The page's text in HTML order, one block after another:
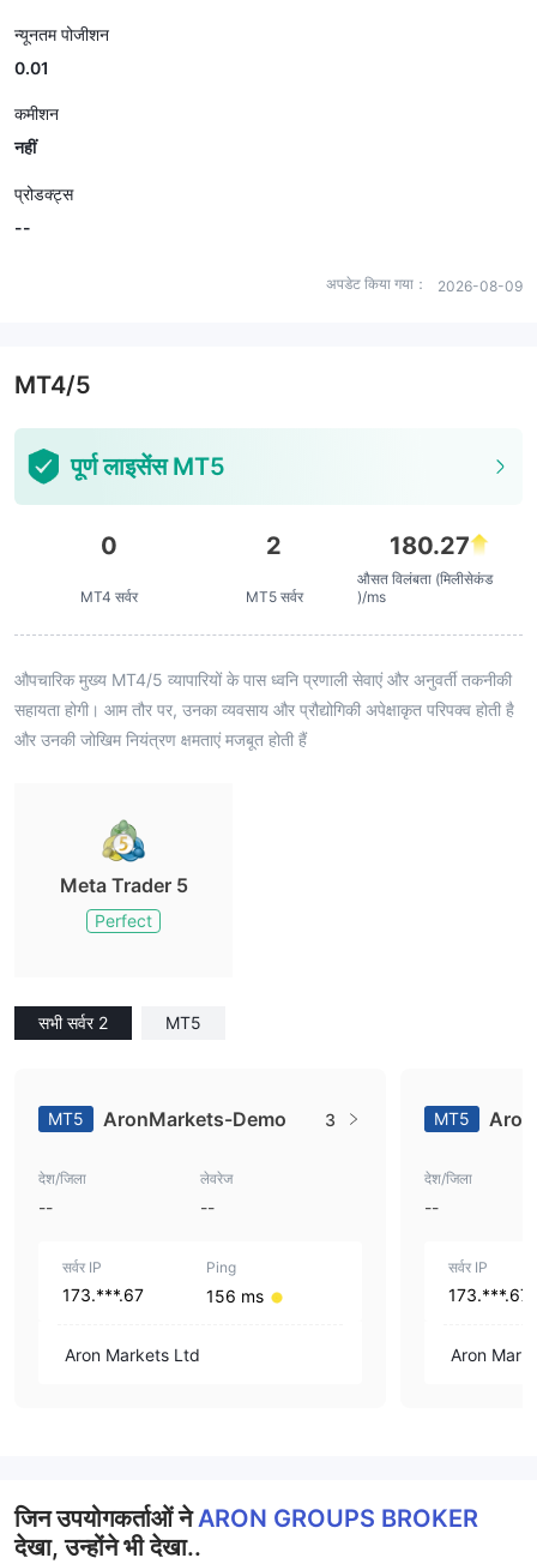
न्यूनतम पोजीशन
0.01
कमीशन
नहीं
प्रोडक्ट्स
--
अपडेट किया गया： 2026-08-09
MT4/5
पूर्ण लाइसेंस MT5
0
MT4 सर्वर
2
MT5 सर्वर
180.27
औसत विलंबता (मिलीसेकंड
)/ms
औपचारिक मुख्य MT4/5 व्यापारियों के पास ध्वनि प्रणाली सेवाएं और अनुवर्ती तकनीकी
सहायता होगी। आम तौर पर, उनका व्यवसाय और प्रौद्योगिकी अपेक्षाकृत परिपक्व होती है
और उनकी जोखिम नियंत्रण क्षमताएं मजबूत होती हैं
Meta Trader 5
Perfect
सभी सर्वर 2 MT5
MT5 AronMarkets-Demo 3
देश/जिला
--
लेवरेज
--
सर्वर IP
173.***.67
Ping
156 ms
Aron Markets Ltd
MT5
देश/जिला
--
सर्वर IP
173.***.67
Aron
जिन उपयोगकर्ताओं नेARON GROUPS BROKER
देखा, उन्होंने भी देखा..